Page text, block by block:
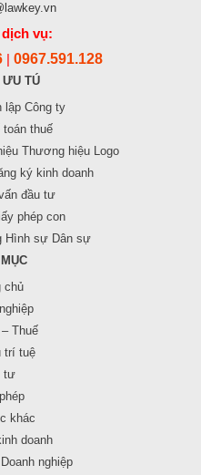
vụ:
0967.591.128
ƯU TÚ
lập Công ty
toán thuế
Thương hiệu Logo
ký kinh doanh
đầu tư
phép con
Hình sự Dân sự
chủ
Thuế
trí tuệ
tư
khác
doanh
nghiệp